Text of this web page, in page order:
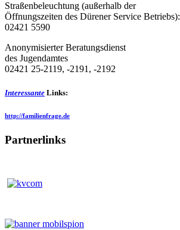
Straßenbeleuchtung (außerhalb der
Öffnungszeiten des Dürener Service Betriebs):
02421 5590
Anonymisierter Beratungsdienst
des Jugendamtes
02421 25-2119, -2191, -2192
Interessante Links:
http://familienfrage.de
Partnerlinks